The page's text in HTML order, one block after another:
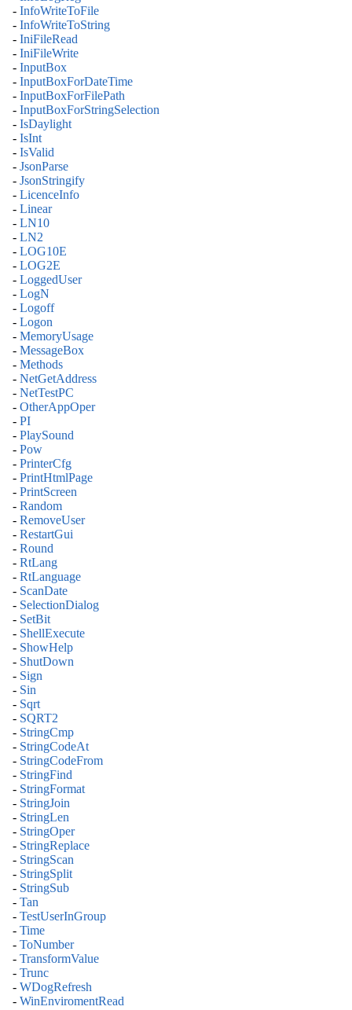
- InfoWriteToFile
- InfoWriteToString
- IniFileRead
- IniFileWrite
- InputBox
- InputBoxForDateTime
- InputBoxForFilePath
- InputBoxForStringSelection
- IsDaylight
- IsInt
- IsValid
- JsonParse
- JsonStringify
- LicenceInfo
- Linear
- LN10
- LN2
- LOG10E
- LOG2E
- LoggedUser
- LogN
- Logoff
- Logon
- MemoryUsage
- MessageBox
- Methods
- NetGetAddress
- NetTestPC
- OtherAppOper
- PI
- PlaySound
- Pow
- PrinterCfg
- PrintHtmlPage
- PrintScreen
- Random
- RemoveUser
- RestartGui
- Round
- RtLang
- RtLanguage
- ScanDate
- SelectionDialog
- SetBit
- ShellExecute
- ShowHelp
- ShutDown
- Sign
- Sin
- Sqrt
- SQRT2
- StringCmp
- StringCodeAt
- StringCodeFrom
- StringFind
- StringFormat
- StringJoin
- StringLen
- StringOper
- StringReplace
- StringScan
- StringSplit
- StringSub
- Tan
- TestUserInGroup
- Time
- ToNumber
- TransformValue
- Trunc
- WDogRefresh
- WinEnviromentRead